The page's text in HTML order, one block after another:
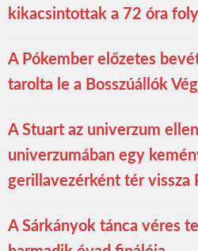
kikacsintottak a 72 óra
A Pókember előzetes
tarolta le a Bosszúállók
A Stuart az univerzum
univerzumában egy
gerillavezérként tér vissza
A Sárkányok tánca véres